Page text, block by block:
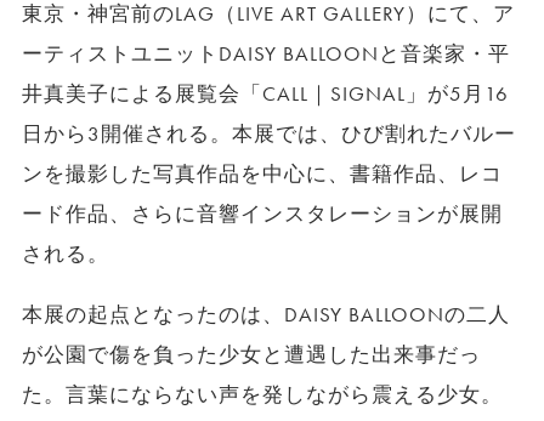
東京・神宮前のLAG（LIVE ART GALLERY）にて、ア
ーティストユニットDAISY BALLOONと音楽家・平
井真美子による展覧会「CALL｜SIGNAL」が5月16
日から3開催される。本展では、ひび割れたバルー
ンを撮影した写真作品を中心に、書籍作品、レコ
ード作品、さらに音響インスタレーションが展開
される。
本展の起点となったのは、DAISY BALLOONの二人
が公園で傷を負った少女と遭遇した出来事だっ
た。言葉にならない声を発しながら震える少女。